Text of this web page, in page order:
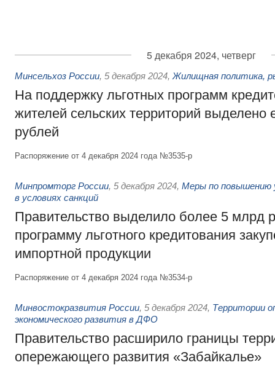
5 декабря 2024, четверг
Минсельхоз России, 5 декабря 2024, Жилищная политика,
На поддержку льготных программ
жителей сельских территорий
рублей
Распоряжение от 4 декабря 2024 года №3535-р
Минпромторг России, 5 декабря 2024, Меры по повышению
в условиях санкций
Правительство выделило более 5 млрд
программу льготного кредитования
импортной продукции
Распоряжение от 4 декабря 2024 года №3534-р
Минвостокразвития России, 5 декабря 2024, Территории
экономического развития в ДФО
Правительство расширило границы
опережающего развития «Забайкалье»